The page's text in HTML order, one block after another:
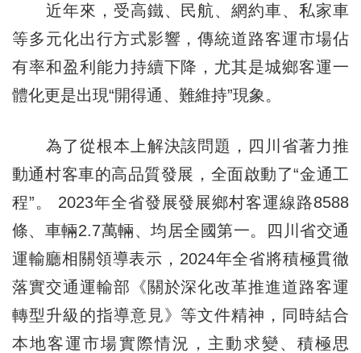
近年來，受高鐵、民航、網約車、私家車
等多元化出行方式影響，傳統道路客運市場佔
有率和盈利能力持續下降，尤其是城鄉客運一
體化更是出現“開得通、難維持”現象。
為了從根本上解決該問題，四川省著力推
動通村客車的高品質發展，全面啟動了“金通工
程”。 2023年全省發展發展鄉村客運線路8588
條、車輛2.7萬輛、均居全國第一。四川省交通
運輸廳相關領導表示，2024年全省將積極貫徹
落實交通運輸部《關於深化改革推進道路客運
轉型升級的指導意見》等文件精神，同時結合
本地客運市場實際情況，主動求變、積極思